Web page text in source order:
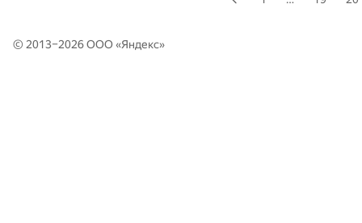
© 2013–2026 ООО «Яндекс»